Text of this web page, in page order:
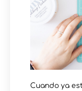
Cuando ya